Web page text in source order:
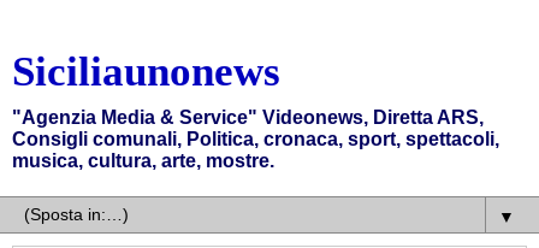
Siciliaunonews
"Agenzia Media & Service" Videonews, Diretta ARS,
Consigli comunali, Politica, cronaca, sport, spettacoli,
musica, cultura, arte, mostre.
▼